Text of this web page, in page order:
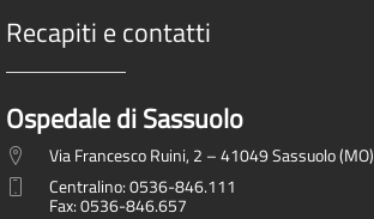
Recapiti e contatti
Ospedale di Sassuolo
Via Francesco Ruini, 2 – 41049 Sassuolo (MO)
Centralino: 0536-846.111
Fax: 0536-846.657